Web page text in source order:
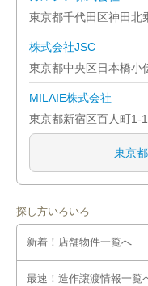
東京都千代田区神田北
株式会社JSC
東京都中央区日本橋小
MILAIE株式会社
東京都新宿区百人町1-
東京
探し方いろいろ
新着！店舗物件一覧へ
最速！造作譲渡情報一覧